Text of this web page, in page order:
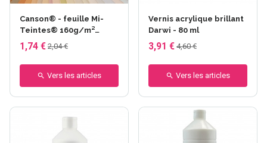
Canson® - feuille Mi-
Teintes® 160g/m²
50x65cm
1,74 € 2,04 €
Vers les articles
Vernis acrylique brillant
Darwi - 80 ml
3,91 € 4,60 €
Vers les articles